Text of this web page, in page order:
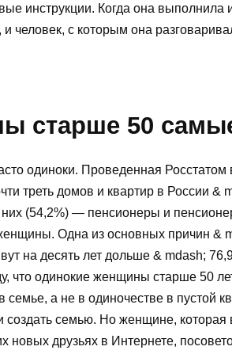
инструкции. Когда она выполнила
человек, с которым она
старше 50
одиноки. Проведенная Росстатом
треть домов и квартир в России &
(54,2%) — пенсионеры и
Одна из основных причин &
на десять лет дольше & mdash;
что одинокие женщины старше 50
а не в одиночестве в пустой
создать семью. Но женщине, которая
новых друзьях в Интернете,